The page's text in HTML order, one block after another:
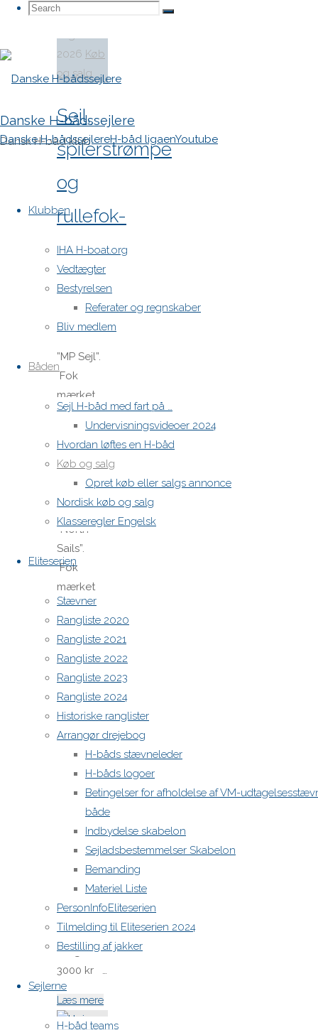
Search
Search
Search
Danske H-bådssejlere
Dansk H-båd klub
Danske H-bådssejlereH-båd ligaenYoutube
Klubben
IHA H-boat.org
Vedtægter
Bestyrelsen
Referater og regnskaber
Bliv medlem
Båden
Sejl H-båd med fart på …
Undervisningsvideoer 2024
Hvordan løftes en H-båd
Køb og salg
Opret køb eller salgs annonce
Nordisk køb og salg
Klasseregler Engelsk
Eliteserien
Stævner
Rangliste 2020
Rangliste 2021
Rangliste 2022
Rangliste 2023
Rangliste 2024
Historiske ranglister
Arrangør drejebog
H-båds stævneleder
H-båds logoer
Betingelser for afholdelse af VM-
både
Indbydelse skabelon
Sejladsbestemmelser Skabelon
Bemanding
Materiel Liste
PersonInfoEliteserien
Tilmelding til Eliteserien 2024
Bestilling af jakker
Sejlerne
H-båd teams
2026
2026 Køb
og salg
Sejl,
spilerstrømpe
og
rullefok-
presenning
til H-
båd:
”MP Sejl”.
Fok
mærket
FL 52,
ældre
men
stadig
sprødt.
1.500 kr.
”North
Sails”.
Fok
mærket
MJ – 4,
meget lidt
brugt.
2.000 kr
”North
Sails”.
Fok
mærket
MJ – 5,
meget lidt
brugt.
2.000 kr
”North
Sails”.
Storsejl
mærket
HJ-9,
meget lidt
brugt.
3000 kr …
Læs mere"Sejl,